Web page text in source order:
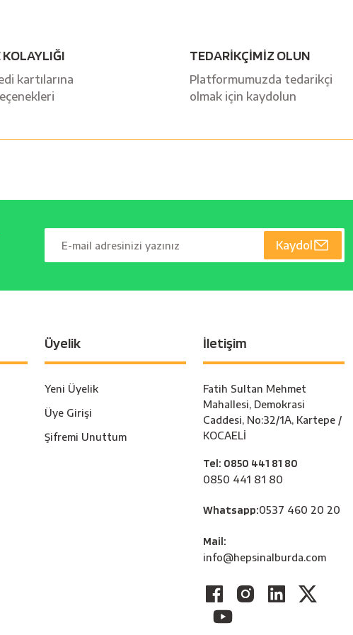
KOLAYLIĞI
kartılarına
TEDARİKÇİMİZ OLUN
Platformumuzda tedarikçi
olmak için kaydolun
Kaydol
Üyelik
Yeni Üyelik
Üye Girişi
Şifremi Unuttum
İletişim
Fatih Sultan Mehmet
Mahallesi, Demokrasi
Caddesi, No:32/1A, Kartepe /
KOCAELİ
Tel: 0850 441 81 80
0850 441 81 80
Whatsapp:0537 460 20 20
Mail:
info@hepsinalburda.com